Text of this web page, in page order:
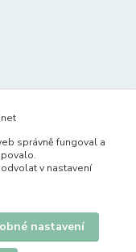
správně fungoval a
v nastavení
nastavení